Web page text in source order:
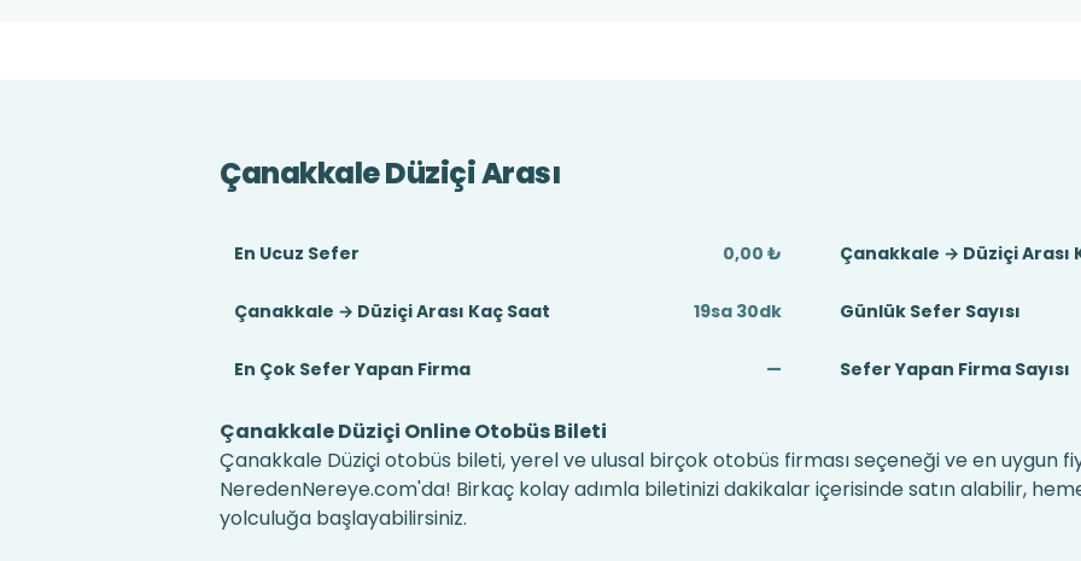
Çanakkale Düziçi Arası
En Ucuz Sefer 0,00 ₺ Çanakkale → Düziçi Arası
Çanakkale → Düziçi Arası Kaç Saat 19sa 30dk Günlük Sefer Sayısı
En Çok Sefer Yapan Firma — Sefer Yapan Firma Sayısı
Çanakkale Düziçi Online Otobüs Bileti
Çanakkale Düziçi otobüs bileti, yerel ve ulusal birçok otobüs firması seçeneği ve en uygun
NeredenNereye.com'da! Birkaç kolay adımla biletinizi dakikalar içerisinde satın alabilir,
yolculuğa başlayabilirsiniz.